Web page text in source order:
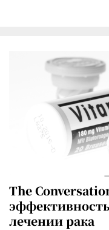
The
лечении рака